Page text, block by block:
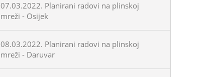
07.03.2022. Planirani radovi na plinskoj
mreži - Osijek
08.03.2022. Planirani radovi na plinskoj
mreži - Daruvar